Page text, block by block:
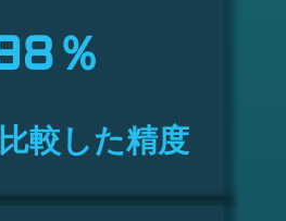
較した精度
％